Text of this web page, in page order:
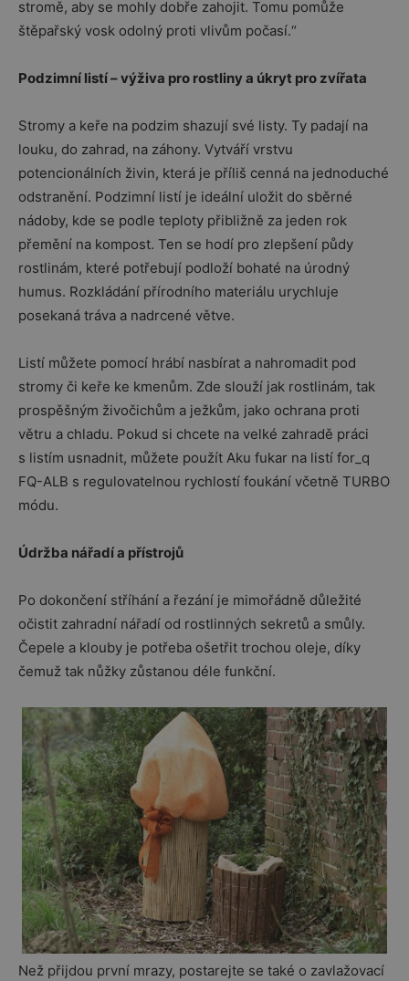
stromě, aby se mohly dobře zahojit. Tomu pomůže
štěpařský vosk odolný proti vlivům počasí.“
Podzimní listí – výživa pro rostliny a úkryt pro zvířata
Stromy a keře na podzim shazují své listy. Ty padají na
louku, do zahrad, na záhony. Vytváří vrstvu
potencionálních živin, která je příliš cenná na jednoduché
odstranění. Podzimní listí je ideální uložit do sběrné
nádoby, kde se podle teploty přibližně za jeden rok
přemění na kompost. Ten se hodí pro zlepšení půdy
rostlinám, které potřebují podloží bohaté na úrodný
humus. Rozkládání přírodního materiálu urychluje
posekaná tráva a nadrcené větve.
Listí můžete pomocí hrábí nasbírat a nahromadit pod
stromy či keře ke kmenům. Zde slouží jak rostlinám, tak
prospěšným živočichům a ježkům, jako ochrana proti
větru a chladu. Pokud si chcete na velké zahradě práci
s listím usnadnit, můžete použít Aku fukar na listí for_q
FQ-ALB s regulovatelnou rychlostí foukání včetně TURBO
módu.
Údržba nářadí a přístrojů
Po dokončení stříhání a řezání je mimořádně důležité
očistit zahradní nářadí od rostlinných sekretů a smůly.
Čepele a klouby je potřeba ošetřit trochou oleje, díky
čemuž tak nůžky zůstanou déle funkční.
Než přijdou první mrazy, postarejte se také o zavlažovací